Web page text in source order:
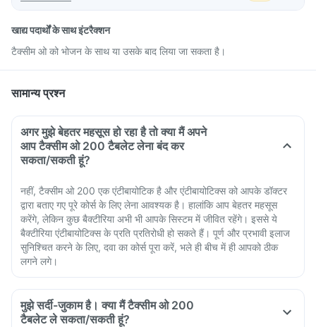
सलाह
खाद्य पदार्थों के साथ इंटरैक्शन
टैक्सीम ओ को भोजन के साथ या उसके बाद लिया जा सकता है।
सामान्य प्रश्न
अगर मुझे बेहतर महसूस हो रहा है तो क्या मैं अपने
आप टैक्सीम ओ 200 टैबलेट लेना बंद कर
सकता/सकती हूं?
नहीं, टैक्सीम ओ 200 एक एंटीबायोटिक है और एंटीबायोटिक्स को आपके डॉक्टर
द्वारा बताए गए पूरे कोर्स के लिए लेना आवश्यक है। हालांकि आप बेहतर महसूस
करेंगे, लेकिन कुछ बैक्टीरिया अभी भी आपके सिस्टम में जीवित रहेंगे। इससे ये
बैक्टीरिया एंटीबायोटिक्स के प्रति प्रतिरोधी हो सकते हैं। पूर्ण और प्रभावी इलाज
सुनिश्चित करने के लिए, दवा का कोर्स पूरा करें, भले ही बीच में ही आपको ठीक
लगने लगे।
मुझे सर्दी-जुकाम है। क्या मैं टैक्सीम ओ 200
टैबलेट ले सकता/सकती हूं?